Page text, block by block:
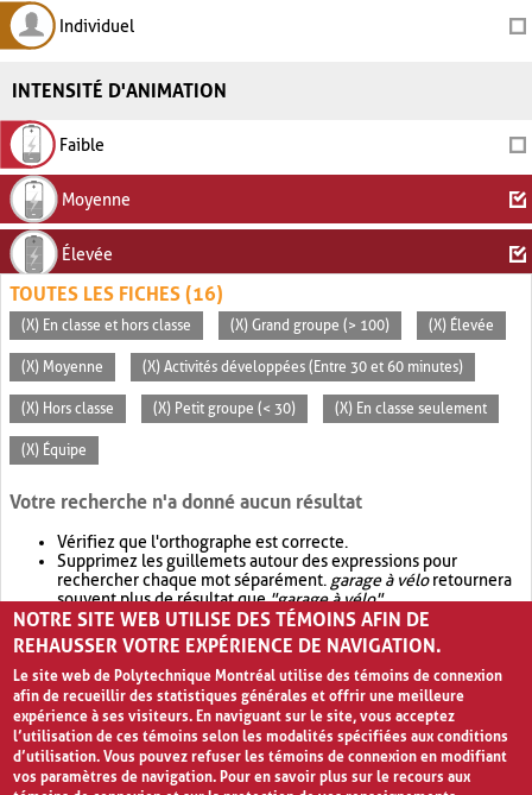
Individuel
INTENSITÉ D'ANIMATION
Faible
Moyenne
Élevée
TOUTES LES FICHES (16)
(X) En classe et hors classe (X) Grand groupe (> 100) (X) Élevée
(X) Moyenne (X) Activités développées (Entre 30 et 60 minutes)
(X) Hors classe (X) Petit groupe (< 30) (X) En classe seulement
(X) Équipe
Votre recherche n'a donné aucun résultat
Vérifiez que l'orthographe est correcte.
Supprimez les guillemets autour des expressions pour
rechercher chaque mot séparément. garage à véloretournera
souvent plus de résultat que"garage à vélo".
Envisagez d'élargir votre recherche avec OR.garage OR vélo
retournera souvent plus de résultat quegarage à vélo
NOTRE SITE WEB UTILISE DES TÉMOINS AFIN DE
REHAUSSER VOTRE EXPÉRIENCE DE NAVIGATION.
Le site web de Polytechnique Montréal utilise des témoins de connexion
afin de recueillir des statistiques générales et offrir une meilleure
expérience à ses visiteurs. En naviguant sur le site, vous acceptez
l’utilisation de ces témoins selon les modalités spécifiées aux conditions
d’utilisation. Vous pouvez refuser les témoins de connexion en modifiant
vos paramètres de navigation. Pour en savoir plus sur le recours aux